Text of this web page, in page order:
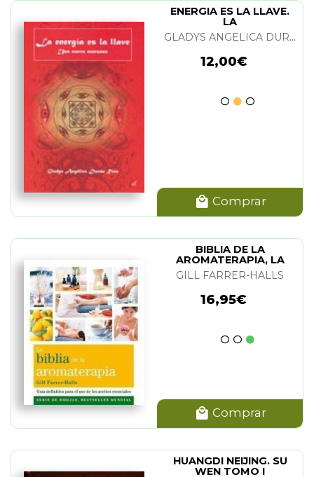
ENERGIA ES LA LLAVE.
LA
GLADYS ANGELICA DURAN RIOS
12,00€
Comprar
BIBLIA DE LA
AROMATERAPIA, LA
GILL FARRER-HALLS
16,95€
Comprar
HUANGDI NEIJING. SU
WEN TOMO I